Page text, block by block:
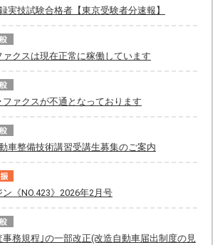
実技試験合格者【東京受験者分速報】
クスは現在正常に稼働しています
ァクスが不通となっております
車整備技術講習受講生募集のご案内
《NO.423》2026年2月号
務規程｣の一部改正(改造自動車届出制度の見